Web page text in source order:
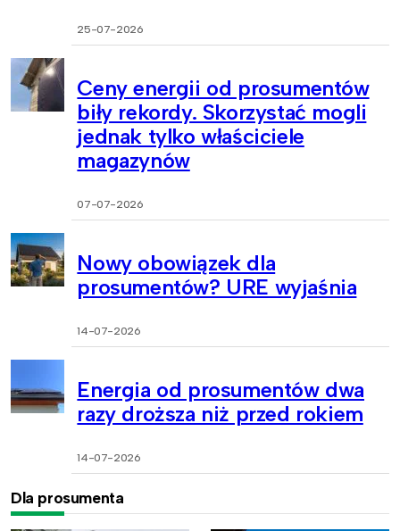
25-07-2026
Ceny energii od prosumentów
biły rekordy. Skorzystać mogli
jednak tylko właściciele
magazynów
07-07-2026
Nowy obowiązek dla
prosumentów? URE wyjaśnia
14-07-2026
Energia od prosumentów dwa
razy droższa niż przed rokiem
14-07-2026
Dla prosumenta